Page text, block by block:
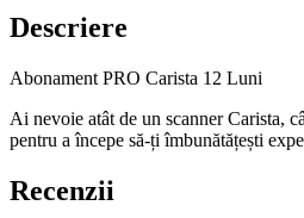
Descriere
Abonament PRO Carista 12 Luni
Ai nevoie atât de un scanner Carista,
pentru a începe să-ți îmbunătățești
Recenzii